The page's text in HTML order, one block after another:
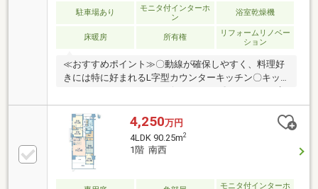
（集会所）（使用料：無料～3，000円/時間 ※使用目
駐車場あり
モニタ付インターホ
ン
浴室乾燥機
床暖房 所有権
リフォームリノベー
ション
≪おすすめポイント≫〇動線が確保しやすく、料理好
きには特に好まれるL字型カウンターキッチン〇キッ
栓は浄水器付シャワー水栓です〇ワイドバルコニーに
なりますので洗濯ものを干す動線が確保しやすいです
〇バルコニーにスロップシンク(受け皿つきの水栓)が
あります〇全居室に収納あり〇洋室約6.3帖にウォーク
インクローゼットあり〇リビングにTES温水式床暖房
があります〇洗面室にはボウル一体型カウンター(洗面
台)があり、アメニティグッズも配置できます。
4,250万円
4LDK 90.25m2
1階 南西
モニタ付インターホ